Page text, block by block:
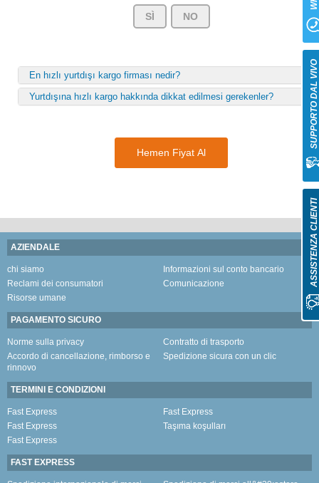
SÌ NO
En hızlı yurtdışı kargo firması nedir?
Yurtdışına hızlı kargo hakkında dikkat edilmesi gerekenler?
Hemen Fiyat Al
AZIENDALE
chi siamo
Informazioni sul conto bancario
Reclami dei consumatori
Comunicazione
Risorse umane
PAGAMENTO SICURO
Norme sulla privacy
Contratto di trasporto
Accordo di cancellazione, rimborso e
rinnovo
Spedizione sicura con un clic
TERMINI E CONDIZIONI
Fast Express
Fast Express
Fast Express
Taşıma koşulları
Fast Express
FAST EXPRESS
ASSISTENZA CLIENTI
SUPPORTO DAL VIVO